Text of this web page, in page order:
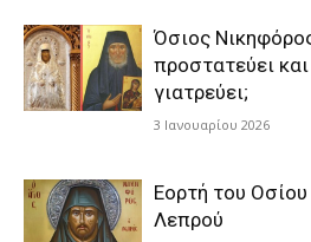
Όσιος
προστατεύει
γιατρεύει;
3 Ιανουαρίου 2026
Εορτή του
Λεπρού